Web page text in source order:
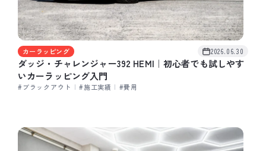
カーラッピング 2026.06.30
ダッジ・チャレンジャー392 HEMI｜初心者でも試しやす
いカーラッピング入門
#ブラックアウト | #施工実績 | #費用